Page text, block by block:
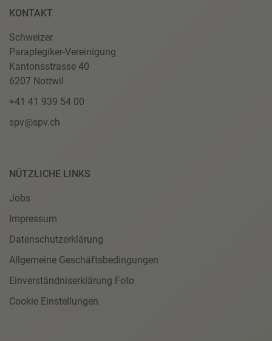
KONTAKT
Schweizer
Paraplegiker-Vereinigung
Kantonsstrasse 40
6207 Nottwil
+41 41 939 54 00
spv@spv.ch
NÜTZLICHE LINKS
Jobs
Impressum
Datenschutzerklärung
Allgemeine Geschäftsbedingungen
Einverständniserklärung Foto
Cookie Einstellungen